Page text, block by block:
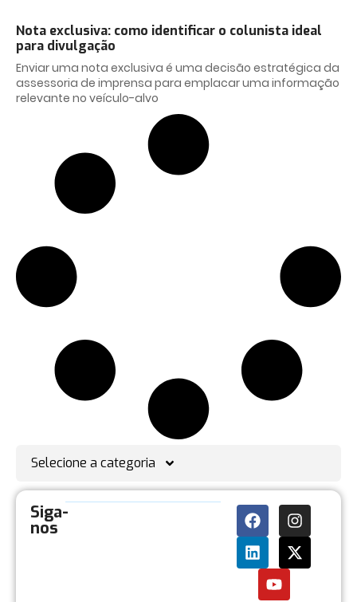
Nota exclusiva: como identificar o colunista ideal
para divulgação
Enviar uma nota exclusiva é uma decisão estratégica da
assessoria de imprensa para emplacar uma informação
relevante no veículo-alvo
Selecione a categoria
Siga-
nos